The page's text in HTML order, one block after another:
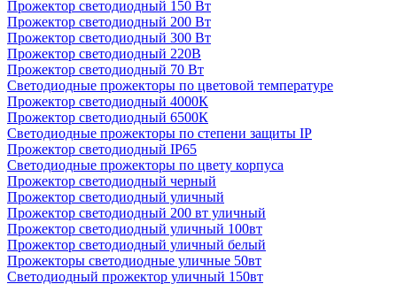
Прожектор светодиодный 150 Вт
Прожектор светодиодный 200 Вт
Прожектор светодиодный 300 Вт
Прожектор светодиодный 220В
Прожектор светодиодный 70 Вт
Светодиодные прожекторы по цветовой температуре
Прожектор светодиодный 4000К
Прожектор светодиодный 6500К
Светодиодные прожекторы по степени защиты IP
Прожектор светодиодный IP65
Светодиодные прожекторы по цвету корпуса
Прожектор светодиодный черный
Прожектор светодиодный уличный
Прожектор светодиодный 200 вт уличный
Прожектор светодиодный уличный 100вт
Прожектор светодиодный уличный белый
Прожекторы светодиодные уличные 50вт
Светодиодный прожектор уличный 150вт